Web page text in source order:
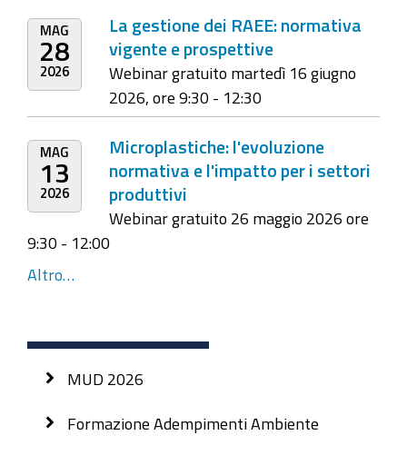
MAG
28
2026
La gestione dei RAEE: normativa
vigente e prospettive
Webinar gratuito martedì 16 giugno
2026, ore 9:30 - 12:30
MAG
13
2026
Microplastiche: l'evoluzione
normativa e l'impatto per i settori
produttivi
Webinar gratuito 26 maggio 2026 ore
9:30 - 12:00
Altro…
MUD 2026
Formazione Adempimenti Ambiente